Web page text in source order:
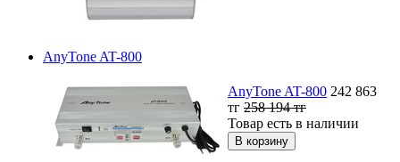
AnyTone AT-800
AnyTone AT-800 242 863
тг 258 194тг
Товар есть в наличии